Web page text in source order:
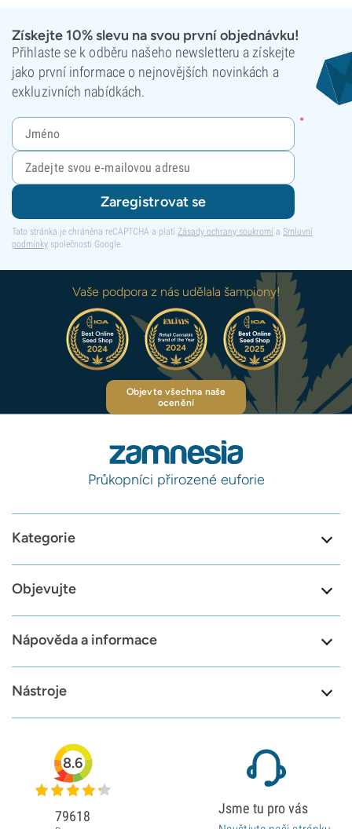
Získejte 10% slevu na svou první objednávku!
Přihlaste se k odběru našeho newsletteru a získejte
jako první informace o nejnovějších novinkách a
exkluzivních nabídkách.
Zaregistrovat se
Tato stránka je chráněna reCAPTCHA a platí Zásady ochrany soukromí a Smluvní
podmínky společnosti Google.
Vaše podpora z nás udělala šampiony!
Objevte všechna naše
ocenění
Průkopníci přirozené euforie
Kategorie
Objevujte
Nápověda a informace
Nástroje
8.6
79618 Jsme tu pro vás